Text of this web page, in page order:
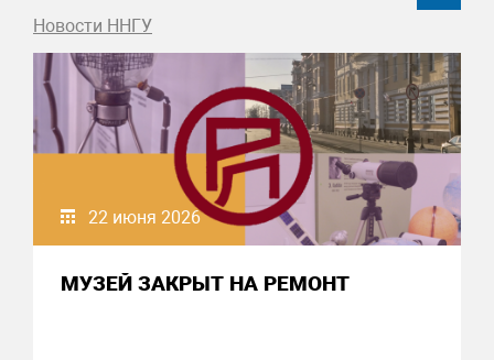
Новости ННГУ
22 июня 2026
МУЗЕЙ ЗАКРЫТ НА РЕМОНТ